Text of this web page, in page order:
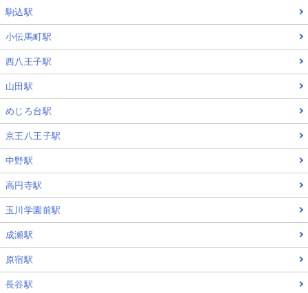
駒込駅
小伝馬町駅
西八王子駅
山田駅
めじろ台駅
京王八王子駅
中野駅
高円寺駅
玉川学園前駅
成瀬駅
原宿駅
長谷駅